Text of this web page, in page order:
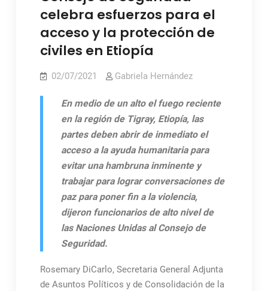
celebra esfuerzos para el
acceso y la protección de
civiles en Etiopía
02/07/2021 Gabriela Hernández
En medio de un alto el fuego reciente
en la región de Tigray, Etiopía, las
partes deben abrir de inmediato el
acceso a la ayuda humanitaria para
evitar una hambruna inminente y
trabajar para lograr conversaciones de
paz para poner fin a la violencia,
dijeron funcionarios de alto nivel de
las Naciones Unidas al Consejo de
Seguridad.
Rosemary DiCarlo, Secretaria General Adjunta
de Asuntos Políticos y de Consolidación de la